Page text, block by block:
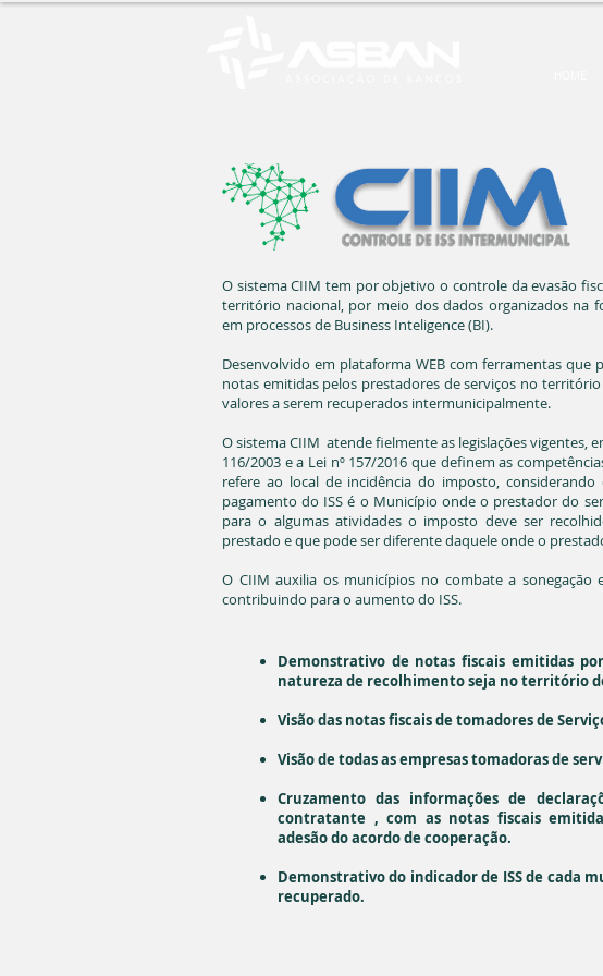
O sistema CIIM tem por objetivo o controle da evasão
território nacional, por meio dos dados organizados na
em processos de Business Inteligence (BI).
Desenvolvido em plataforma WEB com ferramentas que
notas emitidas pelos prestadores de serviços no
valores a serem recuperados intermunicipalmente.
O sistema CIIM atende fielmente as legislações vigentes,
116/2003 e a Lei nº 157/2016 que definem as
refere ao local de incidência do imposto,
pagamento do ISS é o Município onde o prestador do
para o algumas atividades o imposto deve ser
prestado e que pode ser diferente daquele onde o
O CIIM auxilia os municípios no combate a sonegação
contribuindo para o aumento do ISS.
Demonstrativo de notas fiscais emitidas
natureza de recolhimento seja no território
Visão das notas fiscais de tomadores de
Visão de todas as empresas tomadoras de
Cruzamento das informações de
contratante , com as notas fiscais
adesão do acordo de cooperação.
Demonstrativo do indicador de ISS de cada
recuperado.